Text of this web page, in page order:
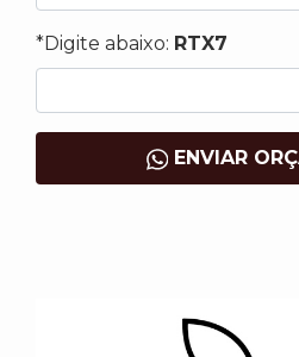
*Digite abaixo: RTX7
ENVIAR